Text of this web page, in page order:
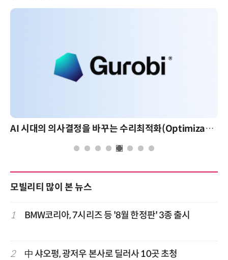
AI 시대의 의사결정을 바꾸는 수리최적화(Optimization): 실제 산업 적용 사례와 활용 전략
모빌리티 많이 본 뉴스
1 BMW코리아, 7시리즈 등 '8월 한정판' 3종 출시
2 中 샤오펑, 광저우 본사로 딜러사 10곳 초청